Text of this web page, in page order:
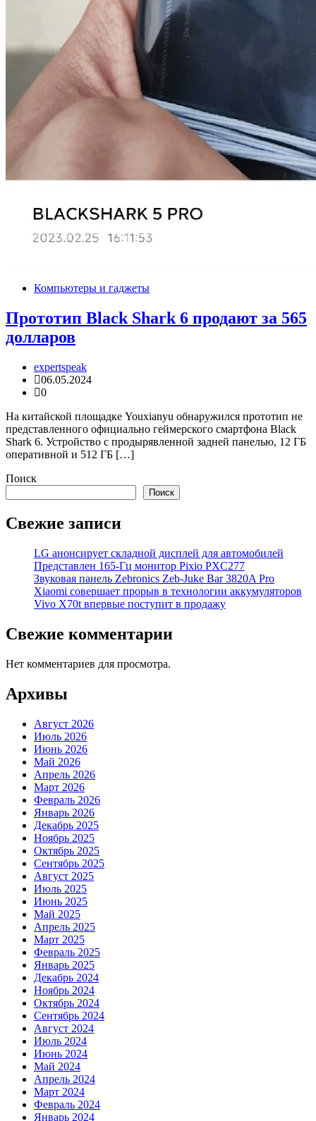
Компьютеры и гаджеты
Прототип Black Shark 6 продают за 565
долларов
expertspeak
06.05.2024
0
На китайской площадке Youxianyu обнаружился прототип не
представленного официально геймерского смартфона Black
Shark 6. Устройство с продырявленной задней панелью, 12 ГБ
оперативной и 512 ГБ […]
Поиск
Поиск
Свежие записи
LG анонсирует складной дисплей для автомобилей
Представлен 165-Гц монитор Pixio PXC277
Звуковая панель Zebronics Zeb-Juke Bar 3820A Pro
Xiaomi совершает прорыв в технологии аккумуляторов
Vivo X70t впервые поступит в продажу
Свежие комментарии
Нет комментариев для просмотра.
Архивы
Август 2026
Июль 2026
Июнь 2026
Май 2026
Апрель 2026
Март 2026
Февраль 2026
Январь 2026
Декабрь 2025
Ноябрь 2025
Октябрь 2025
Сентябрь 2025
Август 2025
Июль 2025
Июнь 2025
Май 2025
Апрель 2025
Март 2025
Февраль 2025
Январь 2025
Декабрь 2024
Ноябрь 2024
Октябрь 2024
Сентябрь 2024
Август 2024
Июль 2024
Июнь 2024
Май 2024
Апрель 2024
Март 2024
Февраль 2024
Январь 2024